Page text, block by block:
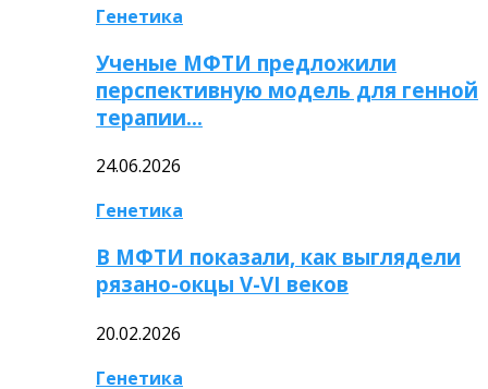
Генетика
Ученые МФТИ предложили
перспективную модель для генной
терапии…
24.06.2026
Генетика
В МФТИ показали, как выглядели
рязано-окцы V-VI веков
20.02.2026
Генетика